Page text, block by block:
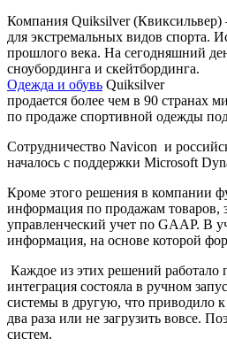
Компания Quiksilver
для экстремальных видов спорта.
прошлого века. На сегодняшний
сноубординга и скейтбординга.
Одежда и обувь Quiksilver
продается более чем в 90 странах
по продаже спортивной одежды
Сотрудничество Navicon и
началось с поддержки Microsoft
Кроме этого решения в компании
информация по продажам товаров,
управленческий учет по GAAP. В
информация, на основе которой
Каждое из этих решений
интеграция состояла в ручном
системы в другую, что приводило
два раза или не загрузить вовсе.
систем.